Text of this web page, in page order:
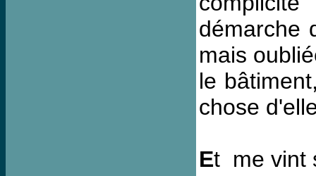
démarche
mais
le
chose
Et me vint